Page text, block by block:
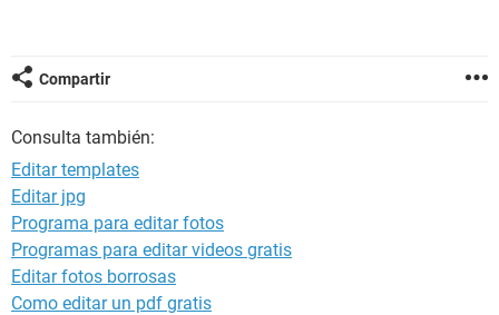
Compartir
Consulta también:
Editar templates
Editar jpg
Programa para editar fotos
Programas para editar videos gratis
Editar fotos borrosas
Como editar un pdf gratis